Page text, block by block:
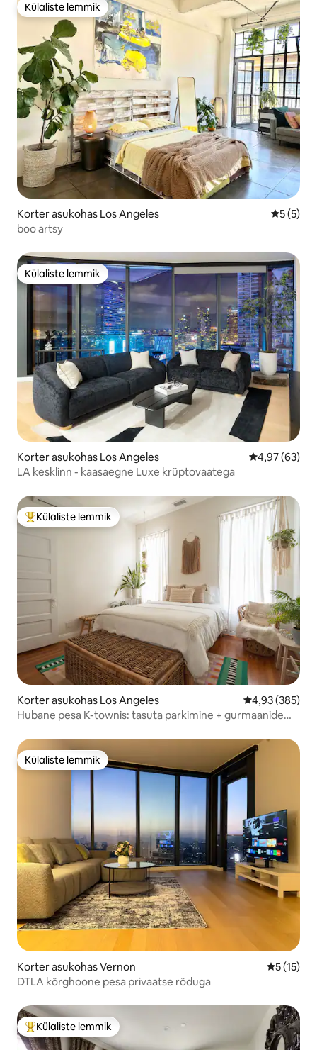
Külaliste lemmik
Külaliste lemmik
Korter asukohas Los Angeles
5 (5)
boo artsy
Külaliste lemmik
Külaliste lemmik
Korter asukohas Los Angeles Keskmine
4,97 (63)
LA kesklinn - kaasaegne Luxe krüptovaatega
Külaliste suur lemmik
Külaliste lemmik
Korter asukohas Los Angeles Keskmine
4,93 (385)
Hubane pesa K-townis: tasuta parkimine + gurmaanide
Külaliste lemmik
Külaliste lemmik
Korter asukohas Vernon
5 (15)
DTLA kõrghoone pesa privaatse rõduga
Külaliste suur lemmik
Külaliste lemmik